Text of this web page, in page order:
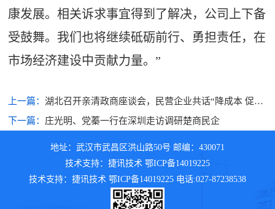
康发展。相关诉求事宜得到了解决，公司上下备
受鼓舞。我们也将继续砥砺前行、勇担责任，在
市场经济建设中贡献力量。”
上一篇：湖北召开亲清政商座谈会，民营企业共话“降成本 促发
展”新期待
下一篇： 庄光明、党蓁一行在深圳走访调研楚商民企
地址：武汉市武昌区洪山路50号 邮编：430071
技术支持：捷讯技术 鄂ICP备14019225
技术支持：捷讯技术 鄂ICP备14019225 电话:027-87238538